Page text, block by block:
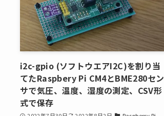
i2c-gpio (ソフトウエアI2C)を割り当
てたRaspbery Pi CM4とBME280セン
サで気圧、温度、湿度の測定、CSV形
式で保存